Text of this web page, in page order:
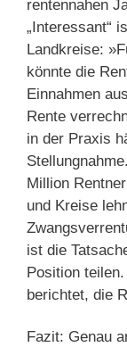
rentennahen
„Interessant“
Landkreise:
könnte die
Einnahmen
Rente
in der Praxis
Million
und Kreise
ist die
Position
berichtet, die
Fazit: Genau